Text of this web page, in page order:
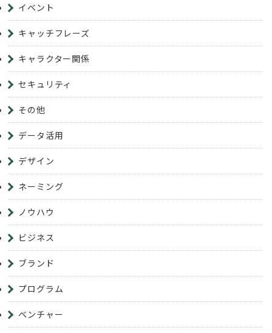
イベント
キャッチフレーズ
キャラクター関係
セキュリティ
その他
データ活用
デザイン
ネーミング
ノウハウ
ビジネス
ブランド
プログラム
ベンチャー